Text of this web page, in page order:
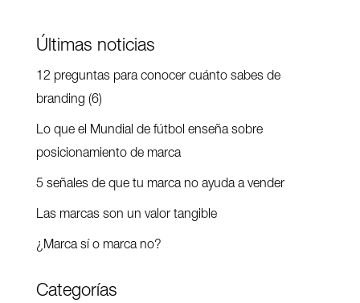
Últimas noticias
12 preguntas para conocer cuánto sabes de
branding (6)
Lo que el Mundial de fútbol enseña sobre
posicionamiento de marca
5 señales de que tu marca no ayuda a vender
Las marcas son un valor tangible
¿Marca sí o marca no?
Categorías